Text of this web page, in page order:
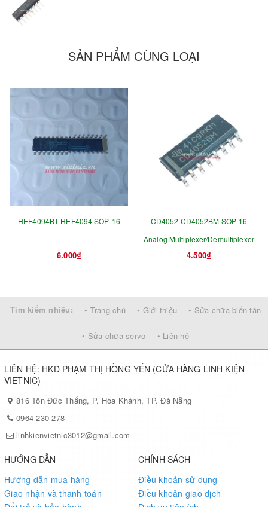
SẢN PHẨM CÙNG LOẠI
HEF4094BT HEF4094 SOP-16
6.000₫
CD4052 CD4052BM SOP-16
Analog Multiplexer/Demultiplexer
4.500₫
Tìm kiếm nhiều: • Trang chủ • Giới thiệu • Sửa chữa biến tần
• Sửa chữa servo • Liên hệ
LIÊN HỆ: HKD PHẠM THỊ HỒNG YẾN (CỬA HÀNG LINH KIỆN
VIETNIC)
816 Tôn Đức Thắng, P. Hòa Khánh, TP. Đà Nẵng
0964-230-278
linhkienvietnic3012@gmail.com
HƯỚNG DẪN
Hướng dẫn mua hàng
Giao nhận và thanh toán
CHÍNH SÁCH
Điều khoản sử dụng
Điều khoản giao dịch